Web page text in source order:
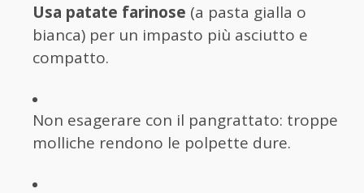
Usa patate farinose (a pasta gialla o
bianca) per un impasto più asciutto e
compatto.
Non esagerare con il pangrattato: troppe
molliche rendono le polpette dure.